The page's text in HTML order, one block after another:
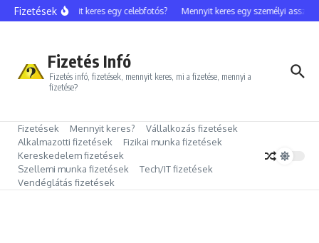
Ugrás a tartalomhoz
FizetésekMennyit keres egy celebfotós? Mennyit keres egy személyi
Fizetés Infó
Fizetés infó, fizetések, mennyit keres, mi a fizetése, mennyi a
fizetése?
Fizetések Mennyit keres?
Vállalkozás fizetések
Alkalmazotti fizetések
Fizikai munka fizetések
Kereskedelem fizetések
Szellemi munka fizetések
Tech/IT fizetések
Vendéglátás fizetések